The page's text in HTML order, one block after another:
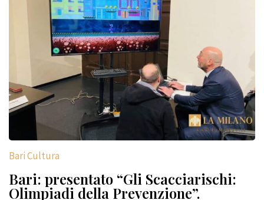
Bari Cultura
Bari: presentato “Gli Scacciarischi:
Olimpiadi della Prevenzione”.